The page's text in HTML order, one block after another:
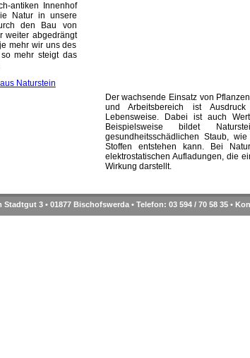
antiken Innenhof
Natur in unsere
den Bau von
weiter abgedrängt
mehr wir uns des
mehr steigt das
Der wachsende Einsatz von
und Arbeitsbereich ist
Lebensweise. Dabei ist auch
Beispielsweise bildet
gesundheitsschädlichen Staub,
Stoffen entstehen kann. Bei
elektrostatischen Aufladungen, die
Wirkung darstellt.
3 • 01877 Bischofswerda • Telefon: 03 594 / 70 58 35 •